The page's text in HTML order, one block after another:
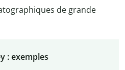
de grande
: exemples